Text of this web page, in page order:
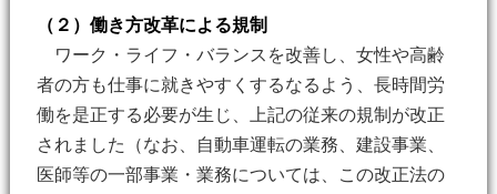
（２）働き方改革による規制
ワーク・ライフ・バランスを改善し、女性や高齢
者の方も仕事に就きやすくするなるよう、長時間労
働を是正する必要が生じ、上記の従来の規制が改正
されました（なお、自動車運転の業務、建設事業、
医師等の一部事業・業務については、この改正法の